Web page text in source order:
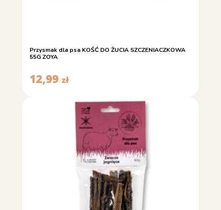
Przysmak dla psa KOŚĆ DO ŻUCIA SZCZENIACZKOWA
55G ZOYA
12,99 zł